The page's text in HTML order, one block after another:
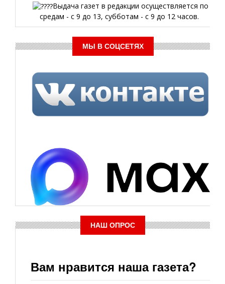
Выдача газет в редакции осуществляется по
средам - с 9 до 13, субботам - с 9 до 12 часов.
МЫ В СОЦСЕТЯХ
НАШ ОПРОС
Вам нравится наша газета?